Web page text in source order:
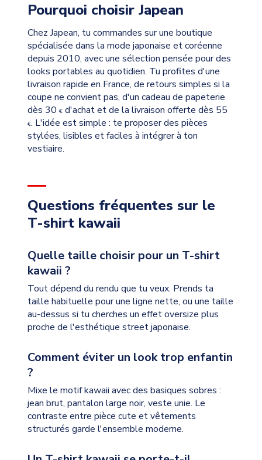
Pourquoi choisir Japean
Chez Japean, tu commandes sur une boutique
spécialisée dans la mode japonaise et coréenne
depuis 2010, avec une sélection pensée pour des
looks portables au quotidien. Tu profites d'une
livraison rapide en France, de retours simples si la
coupe ne convient pas, d'un cadeau de papeterie
dès 30 €d'achat et de la livraison offerte dès 55
€. L'idée est simple : te proposer des pièces
stylées, lisibles et faciles à intégrer à ton
vestiaire.
Questions fréquentes sur le
T-shirt kawaii
Quelle taille choisir pour un T-shirt
kawaii ?
Tout dépend du rendu que tu veux. Prends ta
taille habituelle pour une ligne nette, ou une taille
au-dessus si tu cherches un effet oversize plus
proche de l'esthétique street japonaise.
Comment éviter un look trop enfantin
?
Mixe le motif kawaii avec des basiques sobres :
jean brut, pantalon large noir, veste unie. Le
contraste entre pièce cute et vêtements
structurés garde l'ensemble moderne.